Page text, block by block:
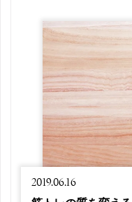
2019.06.16